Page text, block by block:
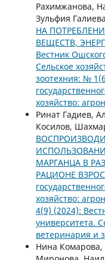
Рахимжанова,
Зульфия
НА
ВЕЩЕСТВ,
Вестник
Сельское
зоотехния: №
хозяйство:
Ринат Гадиев,
Косилов,
МАРГАНЦА В
РАЦИОНЕ
хозяйство:
4(9) (2024):
университета.
ветеринария и
Нина